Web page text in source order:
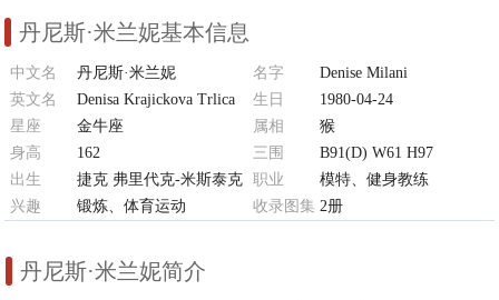
丹尼斯·米兰妮基本信息
中文名 丹尼斯·米兰妮 名字
Denise Milani
英文名
Denisa Krajickova Trlica 生日
1980-04-24
星座
金牛座 属相
猴
身高
162 三围
B91(D) W61 H97
出生
捷克 弗里代克-米斯泰克 职业
模特、健身教练
兴趣
锻炼、体育运动 收录图集 2册
丹尼斯·米兰妮简介